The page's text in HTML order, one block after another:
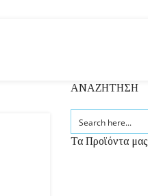
ΑΝΑΖΗΤΗΣΗ
Τα Προϊόντα μας